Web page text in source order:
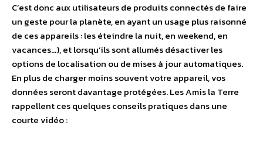
C’est donc aux utilisateurs de produits connectés de faire
un geste pour la planète, en ayant un usage plus raisonné
de ces appareils : les éteindre la nuit, en weekend, en
vacances…), et lorsqu’ils sont allumés désactiver les
options de localisation ou de mises à jour automatiques.
En plus de charger moins souvent votre appareil, vos
données seront davantage protégées. Les Amis la Terre
rappellent ces quelques conseils pratiques dans une
courte vidéo :